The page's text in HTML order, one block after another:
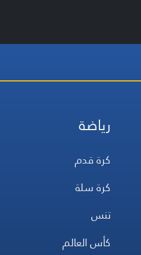
رياضة
كرة قدم
كرة سلة
تنس
كأس العالم